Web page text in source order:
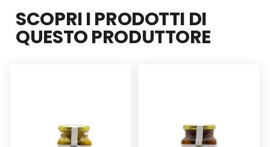
SCOPRI I PRODOTTI DI
QUESTO PRODUTTORE